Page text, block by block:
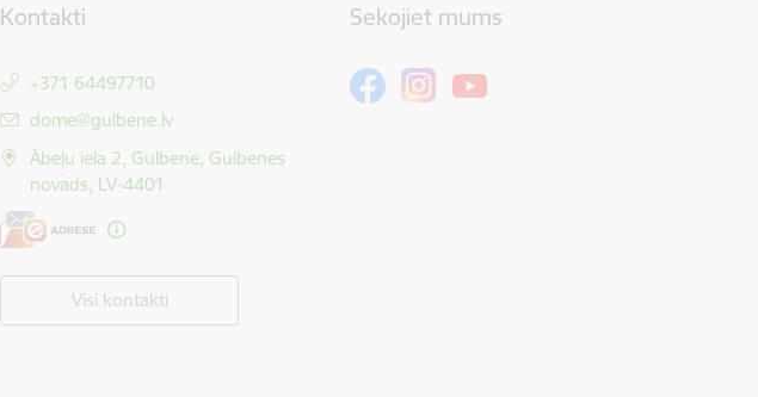
Kontakti
+371 64497710
E-pasts:
dome@gulbene.lv
Ābeļu iela 2, Gulbene, Gulbenes
novads, LV-4401
Visi kontakti
Sekojiet mums